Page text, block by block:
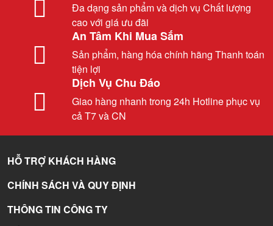
Đa dạng sản phẩm và dịch vụ Chất lượng
cao với giá ưu đãi
An Tâm Khi Mua Sắm
Sản phẩm, hàng hóa chính hãng Thanh toán
tiện lợi
Dịch Vụ Chu Đáo
Giao hàng nhanh trong 24h Hotline phục vụ
cả T7 và CN
HỖ TRỢ KHÁCH HÀNG
CHÍNH SÁCH VÀ QUY ĐỊNH
THÔNG TIN CÔNG TY